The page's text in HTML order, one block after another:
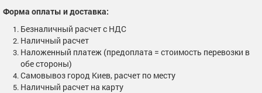
Форма оплаты и доставка:
Безналичный расчет с НДС
Наличный расчет
Наложенный платеж (предоплата = стоимость перевозки в
обе стороны)
Самовывоз город Киев, расчет по месту
Наличный расчет на карту